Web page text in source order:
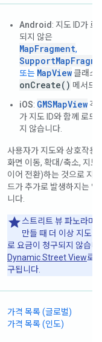
Android : 지도 ID가 로
되지 않은
MapFragment,
또는 MapView클래스
onCreate() 메서드
iOS: GMSMapView 객
가 지도 ID와 함께 로드
지 않습니다.
사용자가 지도와 상호작용(
화면 이동, 확대/축소, 지도
이어 전환)하는 것으로 지
드가 추가로 발생하지는 않
니다.
스트리트 뷰 파노라마
만들 때 더 이상 지도
로 요금이 청구되지 않습니
Dynamic Street View로
구됩니다.
가격 목록 (글로벌)
가격 목록 (인도)